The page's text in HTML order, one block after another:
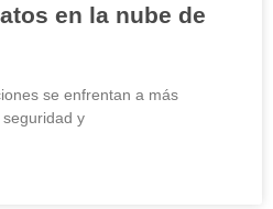
en la nube de
se enfrentan a más
y